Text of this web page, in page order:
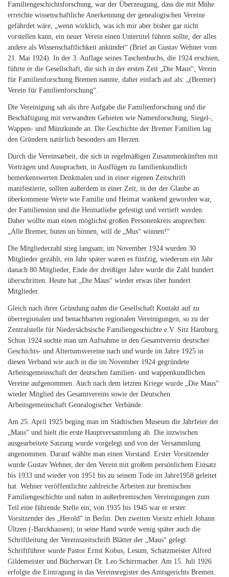
Familiengeschichtsforschung, war der Überzeugung, dass die mit Mühe
erreichte wissenschaftliche Anerkennung der genealogischen Vereine
gefährdet wäre, „wenn wirklich, was ich mir aber bisher gar nicht
vorstellen kann, ein neuer Verein einen Untertitel führen sollte, der alles
andere als Wissenschaftlichkeit ankündet“ (Brief an Gustav Wehner vom
21. Mai 1924). In der 3. Auflage seines Taschenbuchs, die 1924 erschien,
führte er die Gesellschaft, die sich in der ersten Zeit „Die Maus“, Verein
für Familienforschung Bremen nannte, daher einfach auf als: „(Bremer)
Verein für Familienforschung“.
Die Vereinigung sah als ihre Aufgabe die Familienforschung und die
Beschäftigung mit verwandten Gebieten wie Namenforschung, Siegel-,
Wappen- und Münzkunde an. Die Geschichte der Bremer Familien lag
den Gründern natürlich besonders am Herzen.
Durch die Vereinsarbeit, die sich in regelmäßigen Zusammenkünften mit
Vorträgen und Aussprachen, in Ausflügen zu familienkundlich
bemerkenswerten Denkmalen und in einer eigenen Zeitschrift
manifestierte, sollten außerdem in einer Zeit, in der der Glaube an
überkommene Werte wie Familie und Heimat wankend geworden war,
der Familiensinn und die Heimatliebe gefestigt und vertieft werden.
Daher wollte man einen möglichst großen Personenkreis ansprechen:
„Alle Bremer, buten un binnen, will de „Mus“ winnen!“
Die Mitgliederzahl stieg langsam; im November 1924 wurden 30
Mitglieder gezählt, ein Jahr später waren es fünfzig, wiederum ein Jahr
danach 80 Mitglieder, Ende der dreißiger Jahre wurde die Zahl hundert
überschritten. Heute hat „Die Maus“ wieder etwas über hundert
Mitglieder.
Gleich nach ihrer Gründung nahm die Gesellschaft Kontakt auf zu
überregionalen und benachbarten regionalen Vereinigungen, so zu der
Zentralstelle für Niedersächsische Familiengeschichte e.V. Sitz Hamburg.
Schon 1924 suchte man um Aufnahme in den Gesamtverein deutscher
Geschichts- und Altertumsvereine nach und wurde im Jahre 1925 in
diesen Verband wie auch in die im November 1924 gegründete
Arbeitsgemeinschaft der deutschen familien- und wappenkundlichen
Vereine aufgenommen. Auch nach dem letzten Kriege wurde „Die Maus“
wieder Mitglied des Gesamtvereins sowie der Deutschen
Arbeitsgemeinschaft Genealogischer Verbände.
Am 25. April 1925 beging man im Städtischen Museum die Jahrfeier der
„Maus“ und hielt die erste Hauptversammlung ab. Die inzwischen
ausgearbeitete Satzung wurde vorgelegt und von der Versammlung
angenommen. Darauf wählte man einen Vorstand. Erster Vorsitzender
wurde Gustav Wehner, der den Verein mit großem persönlichem Einsatz
bis 1933 und wieder von 1951 bis zu seinem Tode im Jahre1958 geleitet
hat. Wehner veröffentlichte zahlreiche Arbeiten zur bremischen
Familiengeschichte und nahm in außerbremischen Vereinigungen zum
Teil eine führende Stelle ein; von 1935 bis 1945 war er erster
Vorsitzender des „Herold“ in Berlin. Den zweiten Vorsitz erhielt Johann
Ültzen (-Barckhausen); in seine Hand wurde wenig später auch die
Schriftleitung der Vereinszeitschrift Blätter der „Maus“ gelegt.
Schriftführer wurde Pastor Ernst Kobus, Lesum, Schatzmeister Alfred
Gildemeister und Bücherwart Dr. Leo Schirrmacher. Am 15. Juli 1926
erfolgte die Eintragung in das Vereinsregister des Amtsgerichts Bremen.